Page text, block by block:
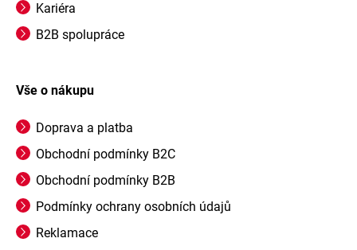
Kariéra
B2B spolupráce
Vše o nákupu
Doprava a platba
Obchodní podmínky B2C
Obchodní podmínky B2B
Podmínky ochrany osobních údajů
Reklamace